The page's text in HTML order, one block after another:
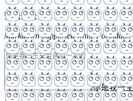
暂无评论
Markdown Supported whileForbidden
你是我一